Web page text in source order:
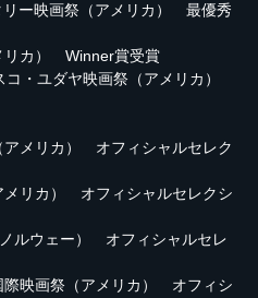
ー映画祭（アメリカ） 最優秀
リカ） Winner賞受賞
・ユダヤ映画祭（アメリカ）
メリカ） オフィシャルセレク
リカ） オフィシャルセレクシ
ルウェー） オフィシャルセレ
映画祭（アメリカ） オフィシ